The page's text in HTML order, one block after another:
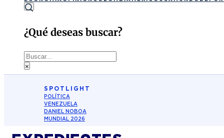
¿Qué deseas buscar?
Buscar
×
SPOTLIGHT
POLÍTICA
VENEZUELA
DANIEL NOBOA
MUNDIAL 2026